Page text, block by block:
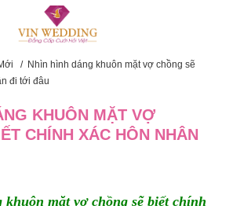
/ Nhìn hình dáng khuôn mặt vợ chồng sẽ
đi tới đâu
KHUÔN MẶT VỢ
CHÍNH XÁC HÔN NHÂN
mặt vợ chồng sẽ biết chính